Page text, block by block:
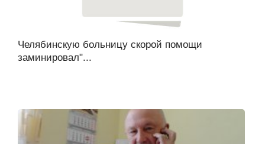
Челябинскую больницу скорой помощи
заминировал"...